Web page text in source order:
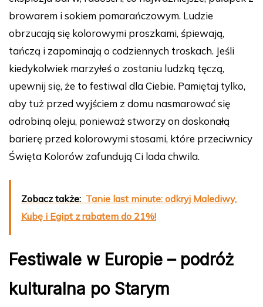
browarem i sokiem pomarańczowym. Ludzie
obrzucają się kolorowymi proszkami, śpiewają,
tańczą i zapominają o codziennych troskach. Jeśli
kiedykolwiek marzyłeś o zostaniu ludzką tęczą,
upewnij się, że to festiwal dla Ciebie. Pamiętaj tylko,
aby tuż przed wyjściem z domu nasmarować się
odrobiną oleju, ponieważ stworzy on doskonałą
barierę przed kolorowymi stosami, które przeciwnicy
Święta Kolorów zafundują Ci lada chwila.
Zobacz także: Tanie last minute: odkryj Malediwy,
Kubę i Egipt z rabatem do 21%!
Festiwale w Europie – podróż
kulturalna po Starym